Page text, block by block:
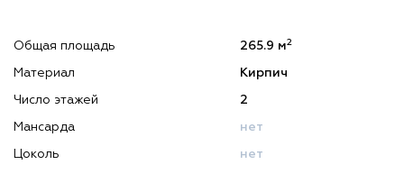
Общая площадь 265.9 м2
Материал Кирпич
Число этажей 2
Мансарда нет
Цоколь нет